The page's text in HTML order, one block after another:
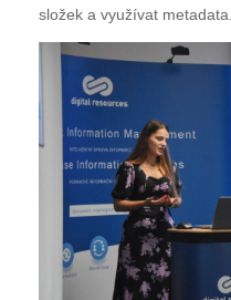
složek a využívat metadata.